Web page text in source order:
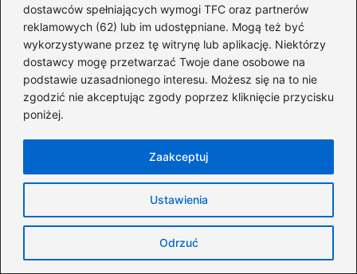
dostawców spełniających wymogi TFC oraz partnerów
reklamowych (62) lub im udostępniane. Mogą też być
wykorzystywane przez tę witrynę lub aplikację. Niektórzy
dostawcy mogę przetwarzać Twoje dane osobowe na
podstawie uzasadnionego interesu. Możesz się na to nie
zgodzić nie akceptując zgody poprzez kliknięcie przycisku
poniżej.
Ustawienia
Odrzuć
Zaakceptuj
←
Gdzie znaleźć najlepsze oferty na dekoder DVB-T2 z
dofinansowaniem i zaoszczędzić pieniądze?
→
Ile naprawdę można zarobić na szkole językowej?
Fakty i mity, które warto poznać
Dodaj komentarz
Twój adres email nie zostanie opublikowany.
Wymagane pola są oznaczone*
Komentarz*